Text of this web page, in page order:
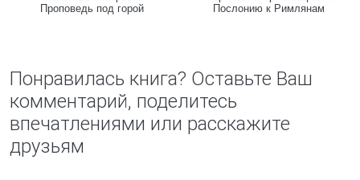
Проповедь под горой
Послонию к Римлянам
Понравилась книга? Оставьте Ваш
комментарий, поделитесь
впечатлениями или расскажите
друзьям